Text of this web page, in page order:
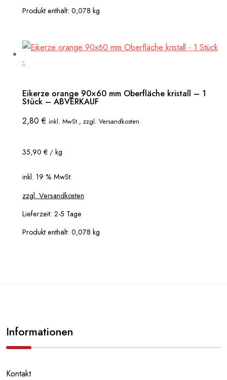
Produkt enthält: 0,078 kg
Eikerze orange 90×60 mm Oberfläche kristall – 1
Stück – ABVERKAUF
2,80€ inkl. MwSt., zzgl. Versandkosten
35,90 € / kg
inkl. 19 % MwSt.
zzgl. Versandkosten
Lieferzeit: 2-5 Tage
Produkt enthält: 0,078 kg
Informationen
Kontakt